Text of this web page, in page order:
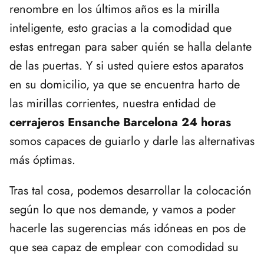
renombre en los últimos años es la mirilla
inteligente, esto gracias a la comodidad que
estas entregan para saber quién se halla delante
de las puertas. Y si usted quiere estos aparatos
en su domicilio, ya que se encuentra harto de
las mirillas corrientes, nuestra entidad de
cerrajeros Ensanche Barcelona 24 horas
somos capaces de guiarlo y darle las alternativas
más óptimas.
Tras tal cosa, podemos desarrollar la colocación
según lo que nos demande, y vamos a poder
hacerle las sugerencias más idóneas en pos de
que sea capaz de emplear con comodidad su